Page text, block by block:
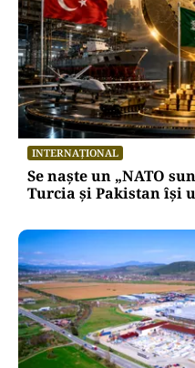
INTERNAȚIONAL
Se naște un „NATO
Turcia și Pakistan își